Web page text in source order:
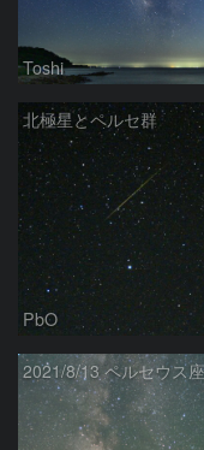
Toshi
北極星とペルセ群
PbO